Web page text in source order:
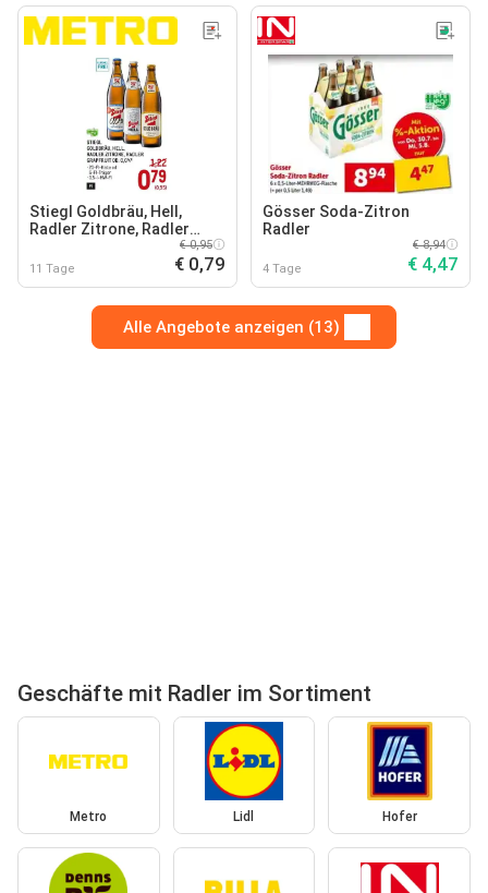
Stiegl Goldbräu, Hell,
Radler Zitrone, Radler
11 Tage
€ 0,95
€ 0,79
Gösser Soda-Zitron
Radler
4 Tage
€ 8,94
€ 4,47
Alle Angebote anzeigen (13)
Geschäfte mit Radler im Sortiment
Metro Lidl Hofer